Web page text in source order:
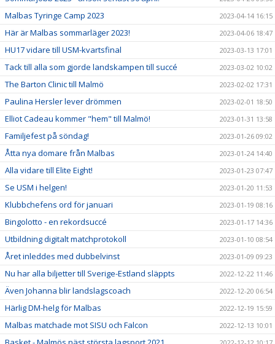
Malbas Tyringe Camp 2023 2023-04-14 16:15
Här är Malbas sommarläger 2023! 2023-04-06 18:47
HU17 vidare till USM-kvartsfinal 2023-03-13 17:01
Tack till alla som gjorde landskampen till succé 2023-03-02 10:02
The Barton Clinic till Malmö 2023-02-02 17:31
Paulina Hersler lever drömmen 2023-02-01 18:50
Elliot Cadeau kommer "hem" till Malmö! 2023-01-31 13:58
Familjefest på söndag! 2023-01-26 09:02
Åtta nya domare från Malbas 2023-01-24 14:40
Alla vidare till Elite Eight! 2023-01-23 07:47
Se USM i helgen! 2023-01-20 11:53
Klubbchefens ord för januari 2023-01-19 08:16
Bingolotto - en rekordsuccé 2023-01-17 14:36
Utbildning digitalt matchprotokoll 2023-01-10 08:54
Året inleddes med dubbelvinst 2023-01-09 09:23
Nu har alla biljetter till Sverige-Estland släppts 2022-12-22 11:46
Även Johanna blir landslagscoach 2022-12-20 06:54
Härlig DM-helg för Malbas 2022-12-19 15:59
Malbas matchade mot SISU och Falcon 2022-12-13 10:01
2022-12-12 10:17